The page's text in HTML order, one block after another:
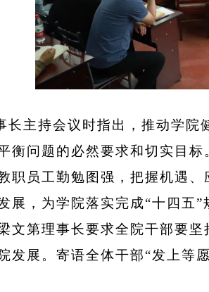
长主持会议时指出，推动学
衡问题的必然要求和切实目
职员工勤勉图强，把握机遇
展，为学院落实完成“十四五
文第理事长要求全院干部要
发展。寄语全体干部“发上等